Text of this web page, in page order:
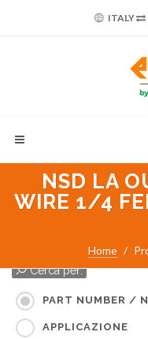
ITALY
NSD LA
WIRE 1/4
Home
Cerca per:
PART NUMBER /
APPLICAZIONE